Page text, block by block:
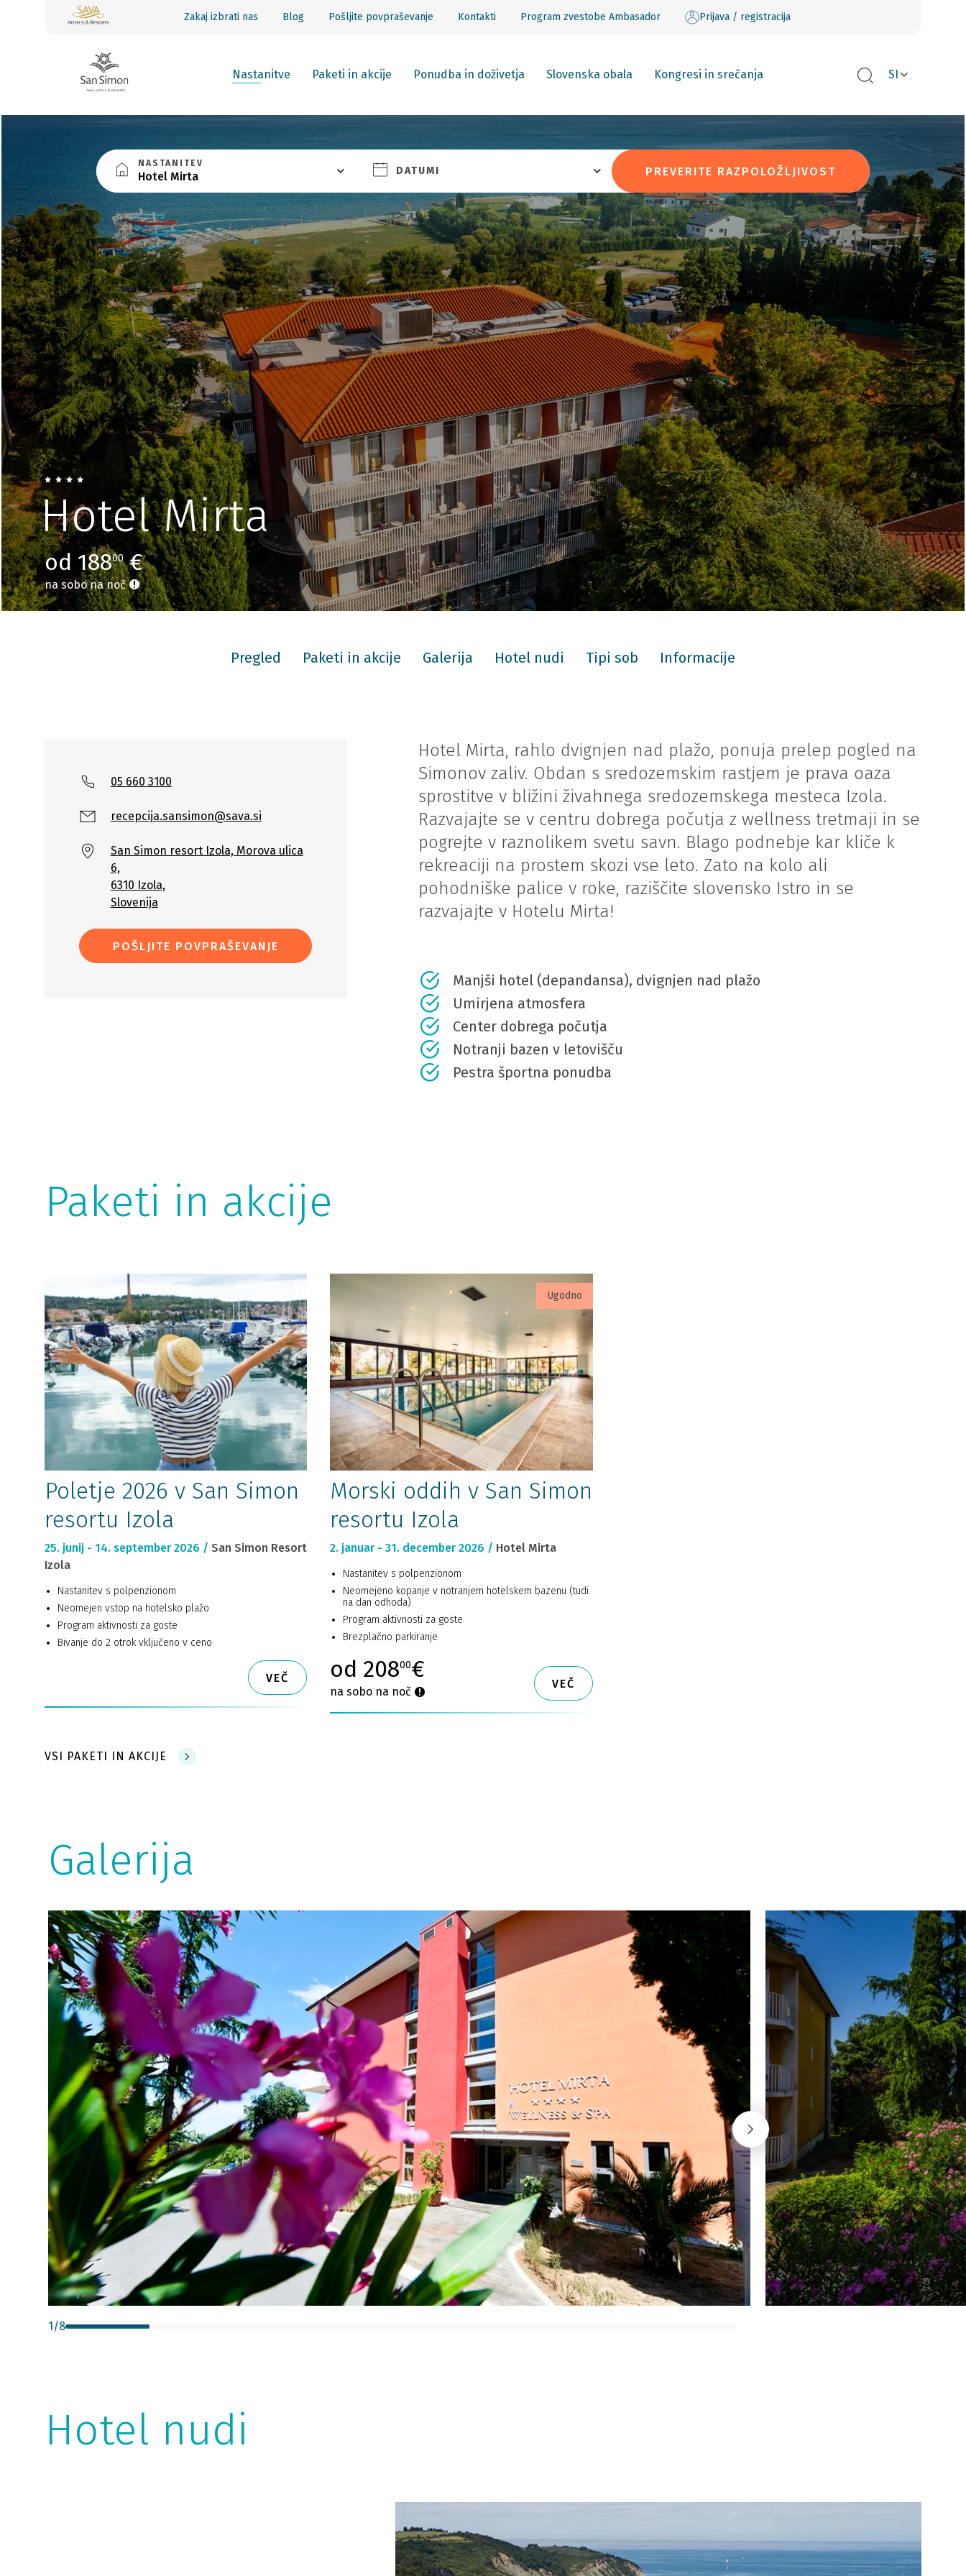
Zakaj izbrati nas Blog Pošljite povpraševanje Kontakti Program zvestobe Ambasador Prijava / registracija
Nastanitve Paketi in akcije Ponudba in doživetja Slovenska obala Kongresi in srečanja SI
NASTANITEV
Hotel Mirta DATUMI PREVERITE RAZPOLOŽLJIVOST
Hotel Mirta
od 18800€
na sobo na noč
Pregled Paketi in akcije Galerija Hotel nudi Tipi sob Informacije
Hotel Mirta, rahlo dvignjen nad plažo, ponuja prelep pogled na
Simonov zaliv. Obdan s sredozemskim rastjem je prava oaza
sprostitve v bližini živahnega sredozemskega mesteca Izola.
Razvajajte se v centru dobrega počutja z wellness tretmaji in se
pogrejte v raznolikem svetu savn. Blago podnebje kar kliče k
rekreaciji na prostem skozi vse leto. Zato na kolo ali
pohodniške palice v roke, raziščite slovensko Istro in se
razvajajte v Hotelu Mirta!
Manjši hotel (depandansa), dvignjen nad plažo
Umirjena atmosfera
Center dobrega počutja
Notranji bazen v letovišču
Pestra športna ponudba
05 660 3100
recepcija.sansimon@sava.si
San Simon resort Izola, Morova ulica
6,
6310 Izola,
Slovenija
POŠLJITE POVPRAŠEVANJE
Paketi in akcije
Poletje 2026 v San Simon
resortu Izola
25. junij - 14. september 2026 / San Simon Resort
Izola
Nastanitev s polpenzionom
Neomejen vstop na hotelsko plažo
Program aktivnosti za goste
Bivanje do 2 otrok vključeno v ceno
VEČ
Ugodno
Morski oddih v San Simon
resortu Izola
2. januar - 31. december 2026 / Hotel Mirta
Nastanitev s polpenzionom
Neomejeno kopanje v notranjem hotelskem bazenu (tudi
na dan odhoda)
Program aktivnosti za goste
Brezplačno parkiranje
od 20800€
na sobo na noč
VEČ
VSI PAKETI IN AKCIJE
Galerija
1/8
Hotel nudi